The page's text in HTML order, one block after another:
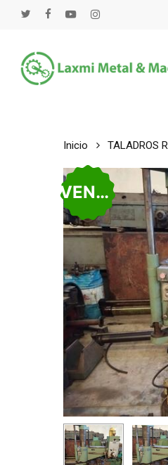
principal
gorjeo FacebookYoutubeinstagram
Presione enter para
Inicio TALADROS
VENDIDO